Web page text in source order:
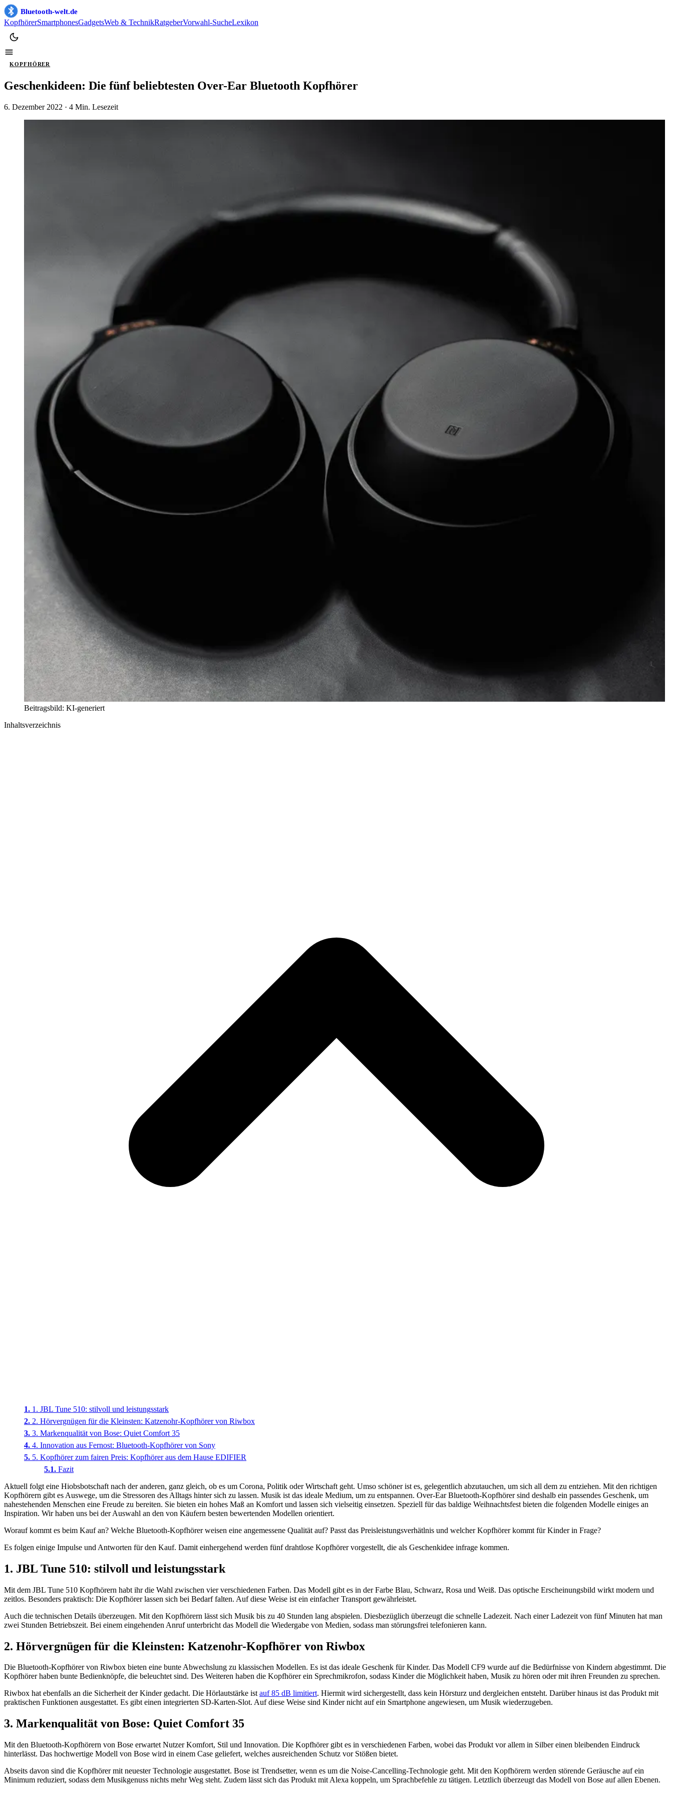
Bluetooth-welt.de
KopfhörerSmartphonesGadgetsWeb & TechnikRatgeberVorwahl-SucheLexikon
KOPFHÖRER
Geschenkideen: Die fünf beliebtesten Over-Ear Bluetooth Kopfhörer
6. Dezember 2022 · 4 Min. Lesezeit
Beitragsbild: KI-generiert
Inhaltsverzeichnis
1. JBL Tune 510: stilvoll und leistungsstark
2. Hörvergnügen für die Kleinsten: Katzenohr-Kopfhörer von Riwbox
3. Markenqualität von Bose: Quiet Comfort 35
4. Innovation aus Fernost: Bluetooth-Kopfhörer von Sony
5. Kopfhörer zum fairen Preis: Kopfhörer aus dem Hause EDIFIER
Fazit
Aktuell folgt eine Hiobsbotschaft nach der anderen, ganz gleich, ob es um Corona, Politik oder Wirtschaft geht. Umso schöner ist es, gelegentlich abzutauchen, um sich all dem zu entziehen. Mit den richtigen
Kopfhörern gibt es Auswege, um die Stressoren des Alltags hinter sich zu lassen. Musik ist das ideale Medium, um zu entspannen. Over-Ear Bluetooth-Kopfhörer sind deshalb ein passendes Geschenk, um
nahestehenden Menschen eine Freude zu bereiten. Sie bieten ein hohes Maß an Komfort und lassen sich vielseitig einsetzen. Speziell für das baldige Weihnachtsfest bieten die folgenden Modelle einiges an
Inspiration. Wir haben uns bei der Auswahl an den von Käufern besten bewertenden Modellen orientiert.
Worauf kommt es beim Kauf an? Welche Bluetooth-Kopfhörer weisen eine angemessene Qualität auf? Passt das Preisleistungsverhätlnis und welcher Kopfhörer kommt für Kinder in Frage?
Es folgen einige Impulse und Antworten für den Kauf. Damit einhergehend werden fünf drahtlose Kopfhörer vorgestellt, die als Geschenkidee infrage kommen.
1. JBL Tune 510: stilvoll und leistungsstark
Mit dem JBL Tune 510 Kopfhörern habt ihr die Wahl zwischen vier verschiedenen Farben. Das Modell gibt es in der Farbe Blau, Schwarz, Rosa und Weiß. Das optische Erscheinungsbild wirkt modern und
zeitlos. Besonders praktisch: Die Kopfhörer lassen sich bei Bedarf falten. Auf diese Weise ist ein einfacher Transport gewährleistet.
Auch die technischen Details überzeugen. Mit den Kopfhörern lässt sich Musik bis zu 40 Stunden lang abspielen. Diesbezüglich überzeugt die schnelle Ladezeit. Nach einer Ladezeit von fünf Minuten hat man
zwei Stunden Betriebszeit. Bei einem eingehenden Anruf unterbricht das Modell die Wiedergabe von Medien, sodass man störungsfrei telefonieren kann.
2. Hörvergnügen für die Kleinsten: Katzenohr-Kopfhörer von Riwbox
Die Bluetooth-Kopfhörer von Riwbox bieten eine bunte Abwechslung zu klassischen Modellen. Es ist das ideale Geschenk für Kinder. Das Modell CF9 wurde auf die Bedürfnisse von Kindern abgestimmt. Die
Kopfhörer haben bunte Bedienknöpfe, die beleuchtet sind. Des Weiteren haben die Kopfhörer ein Sprechmikrofon, sodass Kinder die Möglichkeit haben, Musik zu hören oder mit ihren Freunden zu sprechen.
Riwbox hat ebenfalls an die Sicherheit der Kinder gedacht. Die Hörlautstärke istauf 85 dB limitiert. Hiermit wird sichergestellt, dass kein Hörsturz und dergleichen entsteht. Darüber hinaus ist das Produkt mit
praktischen Funktionen ausgestattet. Es gibt einen integrierten SD-Karten-Slot. Auf diese Weise sind Kinder nicht auf ein Smartphone angewiesen, um Musik wiederzugeben.
3. Markenqualität von Bose: Quiet Comfort 35
Mit den Bluetooth-Kopfhörern von Bose erwartet Nutzer Komfort, Stil und Innovation. Die Kopfhörer gibt es in verschiedenen Farben, wobei das Produkt vor allem in Silber einen bleibenden Eindruck
hinterlässt. Das hochwertige Modell von Bose wird in einem Case geliefert, welches ausreichenden Schutz vor Stößen bietet.
Abseits davon sind die Kopfhörer mit neuester Technologie ausgestattet. Bose ist Trendsetter, wenn es um die Noise-Cancelling-Technologie geht. Mit den Kopfhörern werden störende Geräusche auf ein
Minimum reduziert, sodass dem Musikgenuss nichts mehr Weg steht. Zudem lässt sich das Produkt mit Alexa koppeln, um Sprachbefehle zu tätigen. Letztlich überzeugt das Modell von Bose auf allen Ebenen.